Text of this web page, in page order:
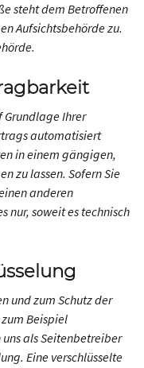
steht dem Betroffenen
Aufsichtsbehörde zu.
Grundlage Ihrer
automatisiert
in einem gängigen,
zu lassen. Sofern Sie
anderen
nur, soweit es technisch
und zum Schutz der
Beispiel
als Seitenbetreiber
Eine verschlüsselte